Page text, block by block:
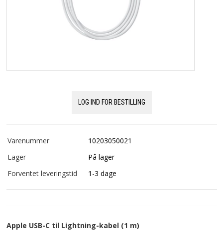
APPLE FOR BUSINESS
LOG IND FOR BESTILLING
Varenummer
10203050021
Lager
På lager
Forventet leveringstid
1-3 dage
Apple USB-C til Lightning-kabel (1 m)